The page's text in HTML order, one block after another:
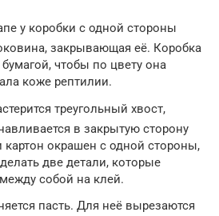
у коробки с одной стороны
закрывающая её. Коробка
чтобы по цвету она
коже рептилии.
треугольный хвост,
в закрытую сторону
картон окрашен с одной стороны,
две детали, которые
собой на клей.
пасть. Для неё вырезаются